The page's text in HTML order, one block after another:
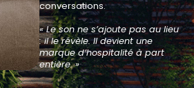
conversations.
« Le son ne s’ajoute pas au lieu
: il le révèle. Il devient une
marque d’hospitalité à part
entière. »